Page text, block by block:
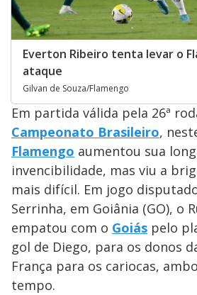
Everton Ribeiro tenta levar o
ataque
Gilvan de Souza/Flamengo
Em partida válida pela 26ª
Campeonato Brasileiro,
Flamengo aumentou sua
invencibilidade, mas viu a
mais difícil. Em jogo
Serrinha, em Goiânia (GO), o
empatou com o Goiás pelo
gol de Diego, para os donos
França para os cariocas,
tempo.